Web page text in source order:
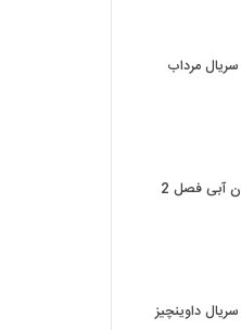
دانلود سریال نیسان آبی فصل 2